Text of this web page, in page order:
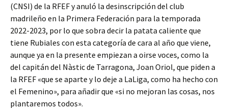
(CNSI) de la RFEF y anuló la desinscripción del club
madrileño en la Primera Federación para la temporada
2022-2023, por lo que sobra decir la patata caliente que
tiene Rubiales con esta categoría de cara al año que viene,
aunque ya en la presente empiezan a oirse voces, como la
del capitán del Nàstic de Tarragona, Joan Oriol, que piden a
la RFEF «que se aparte y lo deje a LaLiga, como ha hecho con
el Femenino», para añadir que «si no mejoran las cosas, nos
plantaremos todos».